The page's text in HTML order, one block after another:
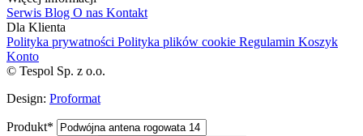
Serwis Blog O nas Kontakt
Dla Klienta
Polityka prywatności Polityka plików cookie Regulamin Koszyk
Konto
© Tespol Sp. z o.o.
Design: Proformat
Produkt*